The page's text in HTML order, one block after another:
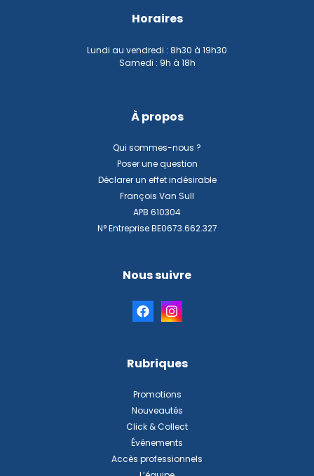
Horaires
Lundi au vendredi : 8h30 à 19h30
Samedi : 9h à 18h
À propos
Qui sommes-nous ?
Poser une question
Déclarer un effet indésirable
François Van Sull
APB 610304
N° Entreprise BE0673.662.327
Nous suivre
Rubriques
Promotions
Nouveautés
Click & Collect
Événements
Accès professionnels